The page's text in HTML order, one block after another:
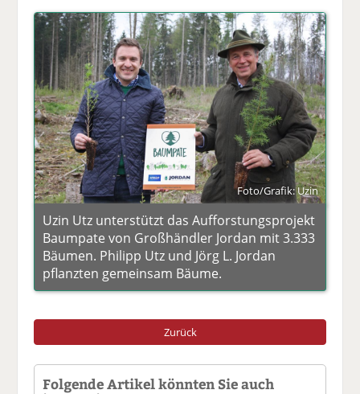
Foto/Grafik: Uzin
Uzin Utz unterstützt das Aufforstungsprojekt
Baumpate von Großhändler Jordan mit 3.333
Bäumen. Philipp Utz und Jörg L. Jordan
pflanzten gemeinsam Bäume.
Zurück
Folgende Artikel könnten Sie auch